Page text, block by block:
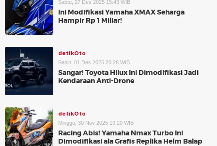
Sabtu, 27 Des 2025 15:43 WIB
Ini Modifikasi Yamaha XMAX Seharga
Hampir Rp 1 Miliar!
detikOto
Senin, 01 Des 2025 20:28 WIB
Sangar! Toyota Hilux Ini Dimodifikasi Jadi
Kendaraan Anti-Drone
detikOto
Minggu, 30 Nov 2025 19:20 WIB
Racing Abis! Yamaha Nmax Turbo Ini
Dimodifikasi ala Grafis Replika Helm Balap